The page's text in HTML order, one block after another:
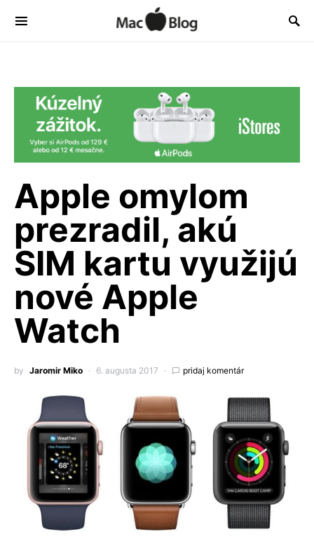
Apple omylom
prezradil, akú
SIM kartu využijú
nové Apple
Watch
by Jaromir Miko 6. augusta 2017 pridaj komentár